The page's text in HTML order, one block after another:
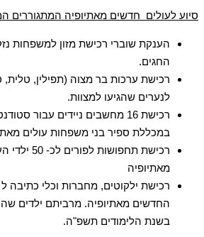
סיוע לעולים חדשים מאתיופיה המתגוררים
הענקת שוברי רכישת מזון למשפחות
החגים.
רכישת ערכות בר מצוה (תפילין, טלית,
לנערים שהגיעו למצוות.
רכישת 16 מחשבים ניידים עבור
במכללת ספיר בני משפחות עולים
רכישת
מאתיופיה
החדשים מאתיופיה. מרביתם ילדים
בשנת הלימודים תשפ"ה.